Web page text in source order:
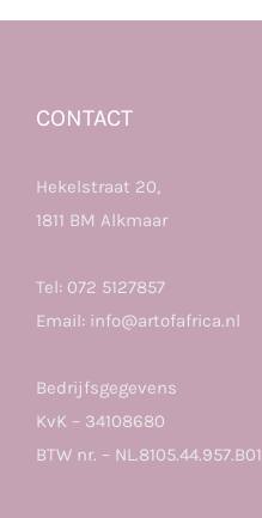
CONTACT
Hekelstraat 20,
1811 BM Alkmaar
Tel: 072 5127857
Email: info@artofafrica.nl
Bedrijfsgegevens
KvK – 34108680
BTW nr. – NL.8105.44.957.B01